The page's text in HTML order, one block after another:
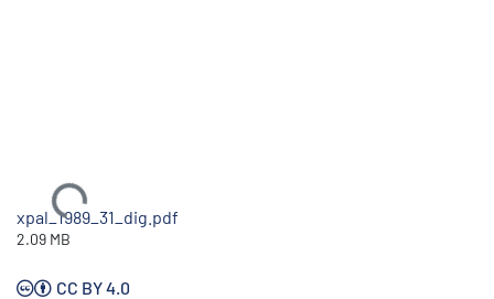
Ladataan...
xpal_1989_31_dig.pdf
2.09 MB
CC BY 4.0